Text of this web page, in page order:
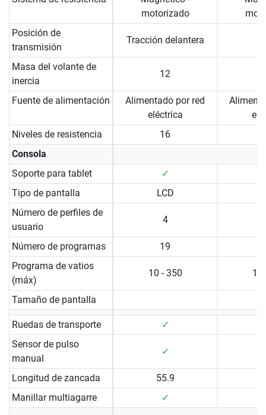
motorizado
Posición de
transmisión
Tracción delantera
Masa del volante de
inercia
12
Fuente de alimentación
Alimentado por red
eléctrica
Niveles de resistencia
16
Consola
Soporte para tablet
✓
Tipo de pantalla
LCD
Número de perfiles de
usuario
4
Número de programas 19
Programa de vatios
(máx)
10 - 350 10
Tamaño de pantalla
Ruedas de transporte ✓
Sensor de pulso
manual
✓
Longitud de zancada 55.9
Manillar multiagarre
✓